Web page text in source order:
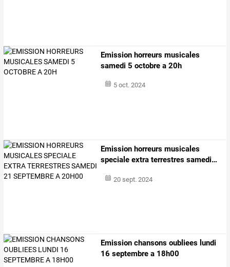
Emission horreurs musicales
samedi 5 octobre a 20h
5 oct. 2024
Emission horreurs musicales
speciale extra terrestres samedi…
20 sept. 2024
Emission chansons oubliees lundi
16 septembre a 18h00